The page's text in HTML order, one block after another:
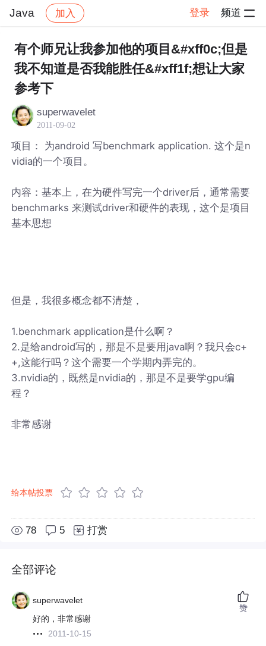
Java 加入 登录 频道
社区 Java 帖子详情
有个师兄让我参加他的项目&#xff0c;但是
我不知道是否我能胜任&#xff1f;想让大家
参考下
superwavelet
2011-09-02
项目： 为android 写benchmark application. 这个是n
vidia的一个项目。
内容：基本上，在为硬件写完一个driver后，通常需要
benchmarks 来测试driver和硬件的表现，这个是项目
基本思想
但是，我很多概念都不清楚，
1.benchmark application是什么啊？
2.是给android写的，那是不是要用java啊？我只会c+
+,这能行吗？这个需要一个学期内弄完的。
3.nvidia的，既然是nvidia的，那是不是要学gpu编
程？
非常感谢
给本帖投票
78 5 打赏
全部评论
superwavelet
好的，非常感谢
2011-10-15
赞